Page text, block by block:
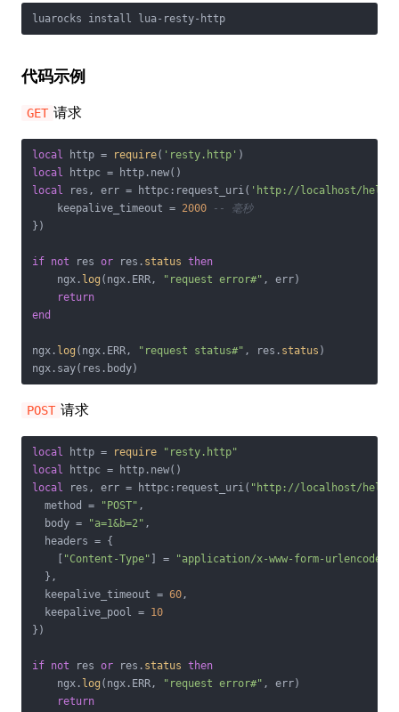
luarocks install lua-resty-http
代码示例
GET 请求
local http = require( 'resty.http'
local
local res, err = httpc:request_uri( 'http://localhost/hello'
    keepalive_timeout =
2000
-- 毫秒
})
if not res or res. status then
    ngx.
log (ngx.ERR, "request error#" , err)
return
end
ngx. log (ngx.ERR, "request status#" , res. status )
ngx.say(res.body)
POST 请求
local http = require
"resty.http"
local
local res, err = httpc:request_uri( "http://localhost/hello"
  method =
"POST" ,
  body =
"a=1&b=2" ,
  headers = {
"Content-Type" ] = "application/x-www-form-urlencoded"
  },
  keepalive_timeout =
60,
  keepalive_pool =
10
})
if not res or res. status then
    ngx.
log (ngx.ERR, "request error#" , err)
return